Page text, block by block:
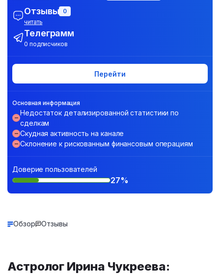
Отзывы 0
читать
Телеграмм
0 подписчиков
Основная информация
Недостаток детализированной статистики по
сделкам
Скудная активность на канале
Склонение к рискованным финансовым операциям
Перейти
Доверие пользователей
27%
Обзор Отзывы
Астролог Ирина Чукреева: